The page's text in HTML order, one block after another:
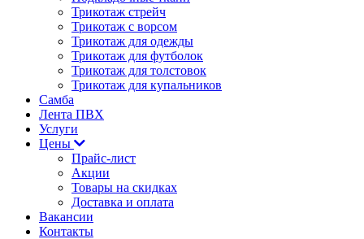
Трикотаж стрейч
Трикотаж с ворсом
Трикотаж для одежды
Трикотаж для футболок
Трикотаж для толстовок
Трикотаж для купальников
Самба
Лента ПВХ
Услуги
Цены
Прайс-лист
Акции
Товары на скидках
Доставка и оплата
Вакансии
Контакты